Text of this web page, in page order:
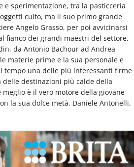
e sperimentazione, tra la pasticceria
culto, ma il suo primo grande
Angelo Grasso, per poi avvicinarsi
fianco dei grandi maestri del settore,
da Antonio Bachour ad Andrea
materie prime e la sua personale e
tempo una delle più interessanti firme
destinazioni più calde della
è il vero motore della giovane
la sua dolce metà, Daniele Antonelli,